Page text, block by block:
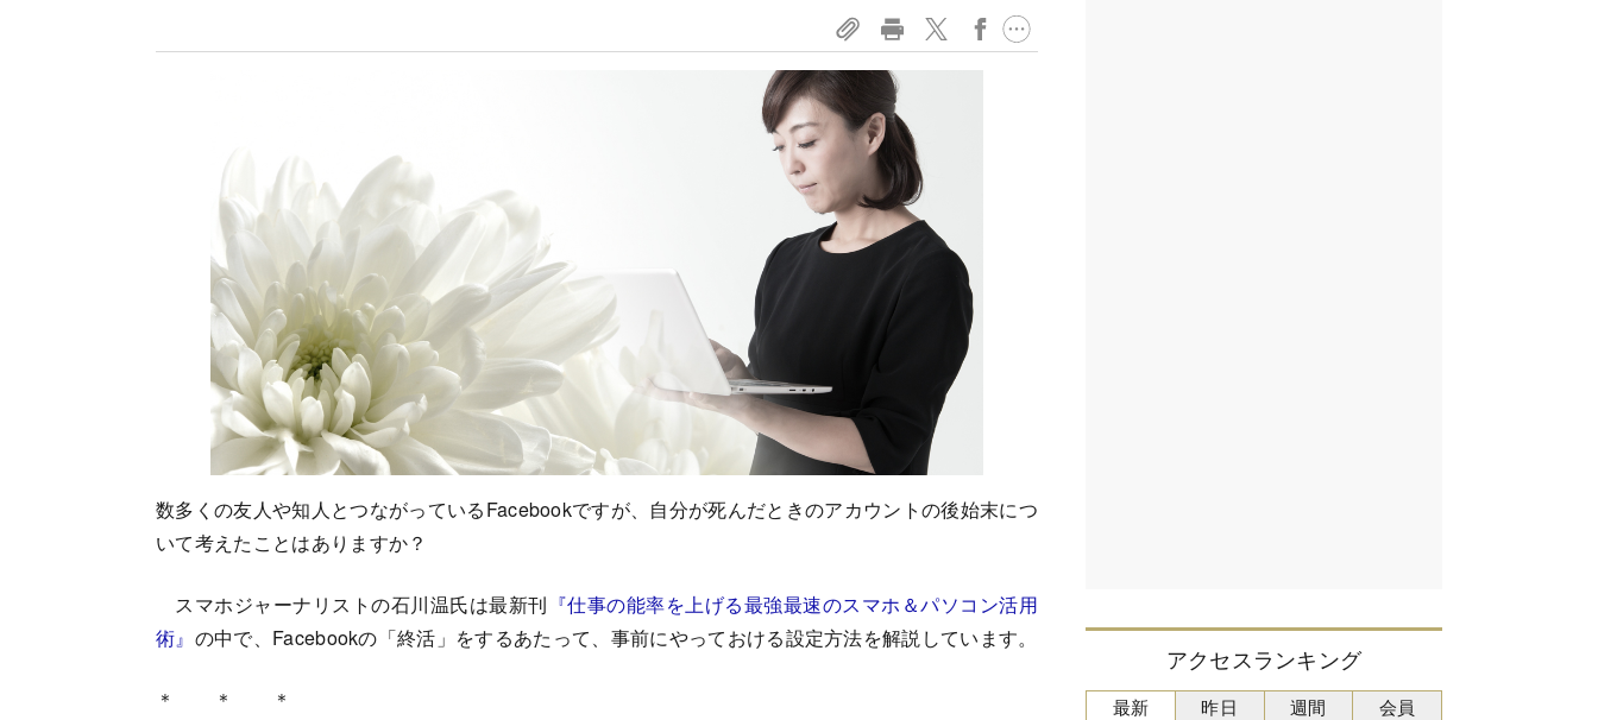
数多くの友人や知人とつながっているFacebookですが、自分が死んだときのアカウントの後始末につ
いて考えたことはありますか？
スマホジャーナリストの石川温氏は最新刊 『仕事の能率を上げる最強最速のスマホ＆パソコン活用
術』 の中で、Facebookの「終活」をするあたって、事前にやっておける設定方法を解説しています。
＊ ＊ ＊
アクセスランキング
最新
昨日 週間 会員